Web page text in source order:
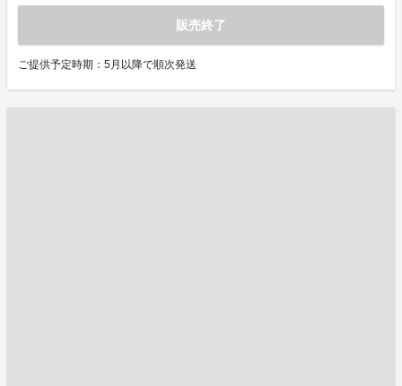
販売終了
ご提供予定時期：5月以降で順次発送